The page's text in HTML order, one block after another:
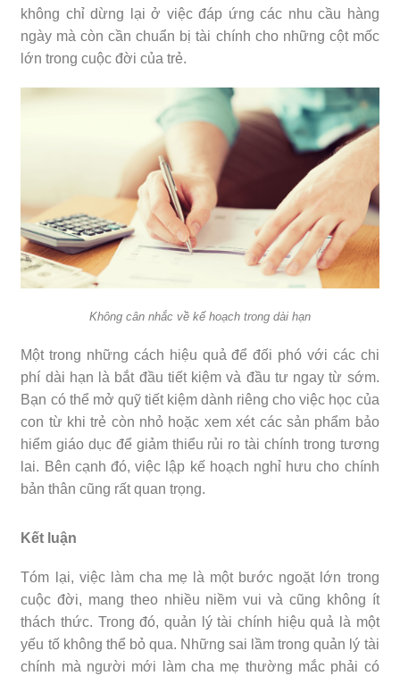
không chỉ dừng lại ở việc đáp ứng các nhu cầu hàng
ngày mà còn cần chuẩn bị tài chính cho những cột mốc
lớn trong cuộc đời của trẻ.
Không cân nhắc về kế hoạch trong dài hạn
Một trong những cách hiệu quả để đối phó với các chi
phí dài hạn là bắt đầu tiết kiệm và đầu tư ngay từ sớm.
Bạn có thể mở quỹ tiết kiệm dành riêng cho việc học của
con từ khi trẻ còn nhỏ hoặc xem xét các sản phẩm bảo
hiểm giáo dục để giảm thiểu rủi ro tài chính trong tương
lai. Bên cạnh đó, việc lập kế hoạch nghỉ hưu cho chính
bản thân cũng rất quan trọng.
Kết luận
Tóm lại, việc làm cha mẹ là một bước ngoặt lớn trong
cuộc đời, mang theo nhiều niềm vui và cũng không ít
thách thức. Trong đó, quản lý tài chính hiệu quả là một
yếu tố không thể bỏ qua. Những sai lầm trong quản lý tài
chính mà người mới làm cha mẹ thường mắc phải có